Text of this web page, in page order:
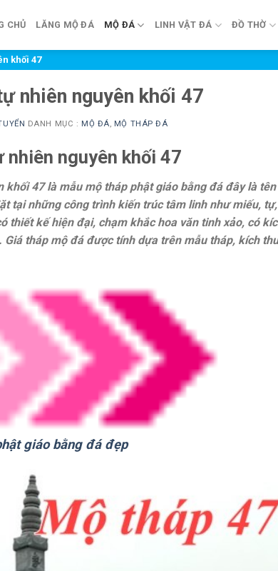
CHỦ LĂNG MỘ ĐÁ MỘ ĐÁ LINH VẬT ĐÁ ĐỒ THỜ
khối 47
nhiên nguyên khối 47
DANH MỤC : MỘ ĐÁ MỘ THÁP ĐÁ
nguyên khối 47
khối 47 là mẫu mộ tháp phật giáo bằng đá đây là tên
tại những công trình kiến trúc tâm linh như miếu, tự,
thiết kế hiện đại, chạm khắc hoa văn tinh xảo, có
tháp mộ đá được tính dựa trên mẫu tháp, kích
giáo bằng đá đẹp